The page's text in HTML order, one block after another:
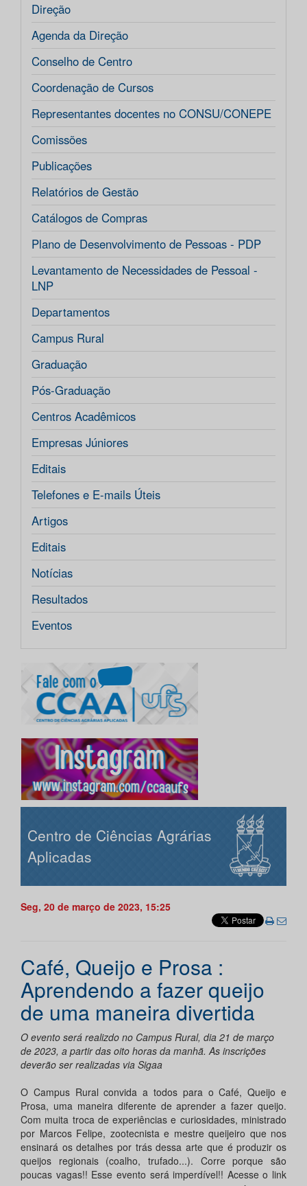
Direção
Agenda da Direção
Conselho de Centro
Coordenação de Cursos
Representantes docentes no CONSU/CONEPE
Comissões
Publicações
Relatórios de Gestão
Catálogos de Compras
Plano de Desenvolvimento de Pessoas - PDP
Levantamento de Necessidades de Pessoal -
LNP
Departamentos
Campus Rural
Graduação
Pós-Graduação
Centros Acadêmicos
Empresas Júniores
Editais
Telefones e E-mails Úteis
Artigos
Editais
Notícias
Resultados
Eventos
Centro de Ciências Agrárias
Aplicadas
Seg, 20 de março de 2023, 15:25
Café, Queijo e Prosa :
Aprendendo a fazer queijo
de uma maneira divertida
O evento será realizdo no Campus Rural, dia 21 de março
de 2023, a partir das oito horas da manhã. As inscrições
deverão ser realizadas via Sigaa
O Campus Rural convida a todos para o Café, Queijo e
Prosa, uma maneira diferente de aprender a fazer queijo.
Com muita troca de experiências e curiosidades, ministrado
por Marcos Felipe, zootecnista e mestre queijeiro que nos
ensinará os detalhes por trás dessa arte que é produzir os
queijos regionais (coalho, trufado...). Corre porque são
poucas vagas!! Esse evento será imperdível!! Acesse o link